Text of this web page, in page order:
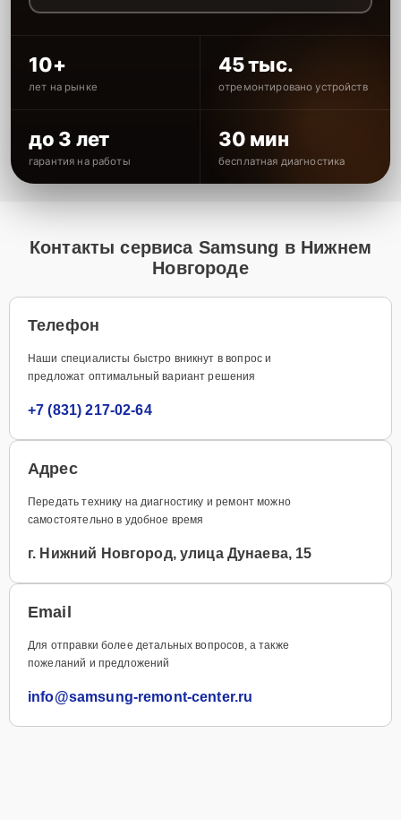
10+
лет на рынке
45 тыс.
отремонтировано устройств
до 3 лет
гарантия на работы
30 мин
бесплатная диагностика
Контакты сервиса Samsung в Нижнем
Новгороде
Телефон
Наши специалисты быстро вникнут в вопрос и
предложат оптимальный вариант решения
+7 (831) 217-02-64
Адрес
Передать технику на диагностику и ремонт можно
самостоятельно в удобное время
г. Нижний Новгород, улица Дунаева, 15
Email
Для отправки более детальных вопросов, а также
пожеланий и предложений
info@samsung-remont-center.ru